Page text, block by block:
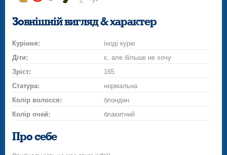
посмішкупоцілунок
на
автомобілі
шампанське
троянду
Зовнішній вигляд & характер
Куріння:
іноді курю
Діти:
є, але більше не хочу
Зріст:
165
Статура:
нормальна
Колір волосся:
блондин
Колір очей:
блакитний
Про себе